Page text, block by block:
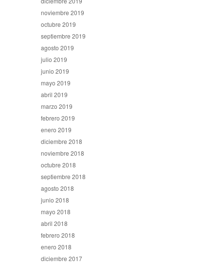
noviembre 2019
octubre 2019
septiembre 2019
agosto 2019
julio 2019
junio 2019
mayo 2019
abril 2019
marzo 2019
febrero 2019
enero 2019
diciembre 2018
noviembre 2018
octubre 2018
septiembre 2018
agosto 2018
junio 2018
mayo 2018
abril 2018
febrero 2018
enero 2018
diciembre 2017